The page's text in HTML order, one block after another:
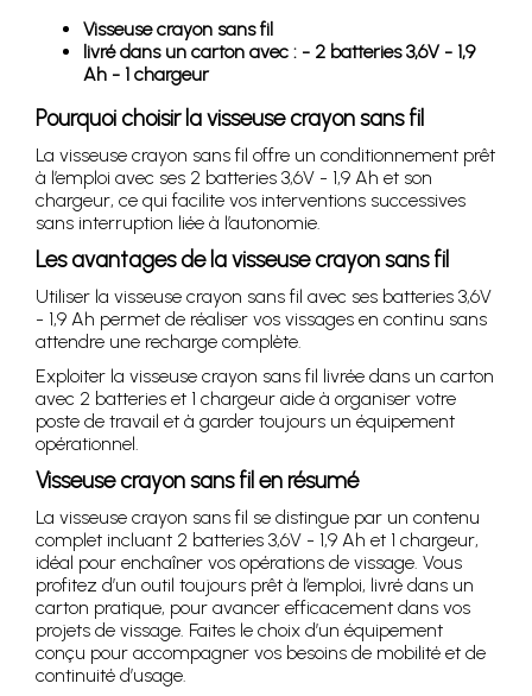
Visseuse crayon sans fil
livré dans un carton avec : - 2 batteries 3,6V - 1,9
Ah - 1 chargeur
Pourquoi choisir la visseuse crayon sans fil
La visseuse crayon sans fil offre un conditionnement prêt
à l’emploi avec ses 2 batteries 3,6V - 1,9 Ah et son
chargeur, ce qui facilite vos interventions successives
sans interruption liée à l’autonomie.
Les avantages de la visseuse crayon sans fil
Utiliser la visseuse crayon sans fil avec ses batteries 3,6V
- 1,9 Ah permet de réaliser vos vissages en continu sans
attendre une recharge complète.
Exploiter la visseuse crayon sans fil livrée dans un carton
avec 2 batteries et 1 chargeur aide à organiser votre
poste de travail et à garder toujours un équipement
opérationnel.
Visseuse crayon sans fil en résumé
La visseuse crayon sans fil se distingue par un contenu
complet incluant 2 batteries 3,6V - 1,9 Ah et 1 chargeur,
idéal pour enchaîner vos opérations de vissage. Vous
profitez d’un outil toujours prêt à l’emploi, livré dans un
carton pratique, pour avancer efficacement dans vos
projets de vissage. Faites le choix d’un équipement
conçu pour accompagner vos besoins de mobilité et de
continuité d’usage.